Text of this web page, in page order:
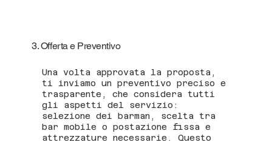
3. Offerta e Preventivo
Una volta approvata la proposta,
ti inviamo un preventivo preciso e
trasparente, che considera tutti
gli aspetti del servizio:
selezione dei barman, scelta tra
bar mobile o postazione fissa e
attrezzature necessarie. Questo